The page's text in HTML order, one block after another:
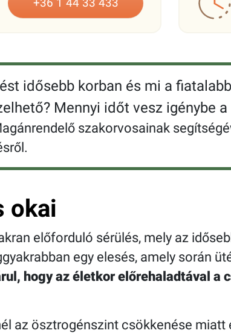
idősebb korban és mi a
Mennyi időt vesz igénybe a
szakorvosainak
okai
előforduló sérülés, mely az
egy elesés, amely során
hogy az életkor előrehaladtával a
az ösztrogénszint csökkenése